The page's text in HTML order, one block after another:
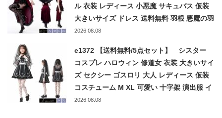
ル 衣装 レディース 小悪魔 サキュバス 仮装
大きいサイズ ドレス 送料無料 羽根 悪魔の羽
ツノ 大人 女性 パーティー イベント 文化祭
2026.08.08
e1372 【送料無料/5点セット】 シスター
コスプレ ハロウィン 修道女 衣装 大きいサイ
ズ セクシー ゴスロリ 大人 レディース 仮装
コスチューム M XL 可愛い 十字架 演出服 イ
ベント パーティー 忘年会 新年会 修女 修道
2026.08.08